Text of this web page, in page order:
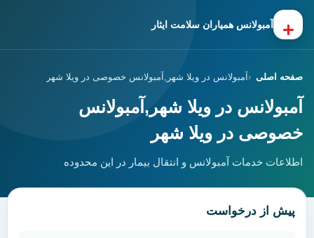
+ آمبولانس همیاران سلامت ایثار
صفحه اصلی آمبولانس در ویلا شهر,آمبولانس خصوصی در ویلا شهر
آمبولانس در ویلا شهر,آمبولانس
خصوصی در ویلا شهر
اطلاعات خدمات آمبولانس و انتقال بیمار در این محدوده
پیش از درخواست